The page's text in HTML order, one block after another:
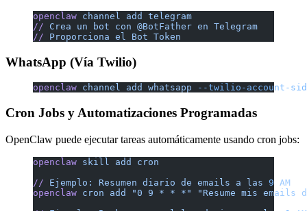
openclaw channel add
telegram
// Crea un bot con @BotFather en Telegram
// Proporciona el Bot Token
WhatsApp (Vía Twilio)
openclaw channel add whatsapp --twilio-account-sid
Cron Jobs y Automatizaciones Programadas
OpenClaw puede ejecutar tareas automáticamente usando cron jobs:
openclaw skill add
cron
// Ejemplo: Resumen diario de emails a las 9 AM
openclaw cron add "0 9 * * *"
"Resume mis emails